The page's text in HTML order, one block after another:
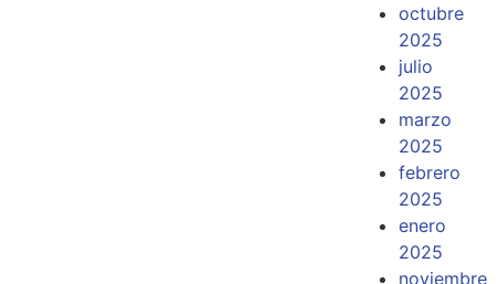
octubre
2025
julio
2025
marzo
2025
febrero
2025
enero
2025
noviembre